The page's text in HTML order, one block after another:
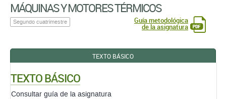
MÁQUINAS Y MOTORES TÉRMICOS
Segundo cuatrimestre Guía metodológica
de la asignatura
TEXTO BÁSICO
TEXTO BÁSICO
Consultar guía de la asignatura